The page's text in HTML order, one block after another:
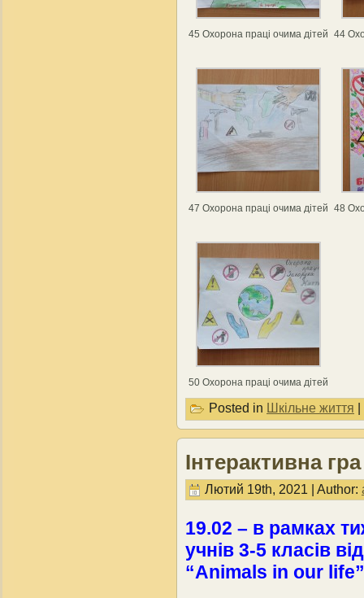
45 Охорона праці очима дітей 44
47 Охорона праці очима дітей 48
50 Охорона праці очима дітей
Posted in Шкільне життя |
Інтерактивна
Лютий 19th, 2021 | Author:
19.02 – в рамках
учнів 3-5 класів
“Animals in our